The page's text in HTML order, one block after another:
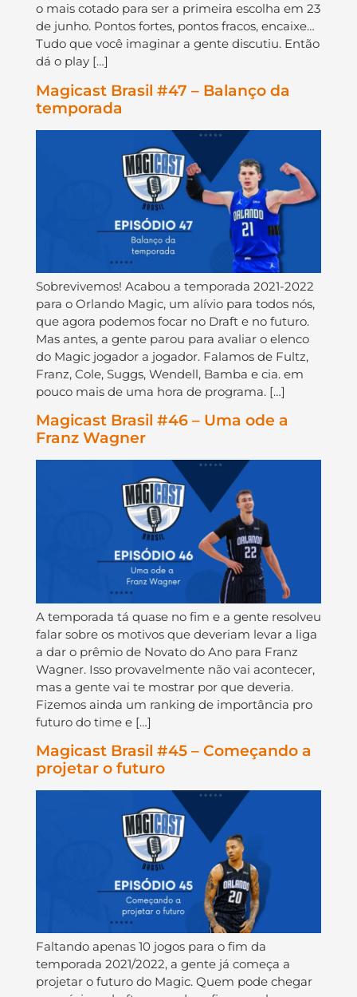
o mais cotado para ser a primeira escolha em 23
de junho. Pontos fortes, pontos fracos, encaixe…
Tudo que você imaginar a gente discutiu. Então
dá o play […]
Magicast Brasil #47 – Balanço da
temporada
Sobrevivemos! Acabou a temporada 2021-2022
para o Orlando Magic, um alívio para todos nós,
que agora podemos focar no Draft e no futuro.
Mas antes, a gente parou para avaliar o elenco
do Magic jogador a jogador. Falamos de Fultz,
Franz, Cole, Suggs, Wendell, Bamba e cia. em
pouco mais de uma hora de programa. […]
Magicast Brasil #46 – Uma ode a
Franz Wagner
A temporada tá quase no fim e a gente resolveu
falar sobre os motivos que deveriam levar a liga
a dar o prêmio de Novato do Ano para Franz
Wagner. Isso provavelmente não vai acontecer,
mas a gente vai te mostrar por que deveria.
Fizemos ainda um ranking de importância pro
futuro do time e […]
Magicast Brasil #45 – Começando a
projetar o futuro
Faltando apenas 10 jogos para o fim da
temporada 2021/2022, a gente já começa a
projetar o futuro do Magic. Quem pode chegar